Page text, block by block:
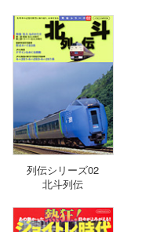
列伝シリーズ02
北斗列伝